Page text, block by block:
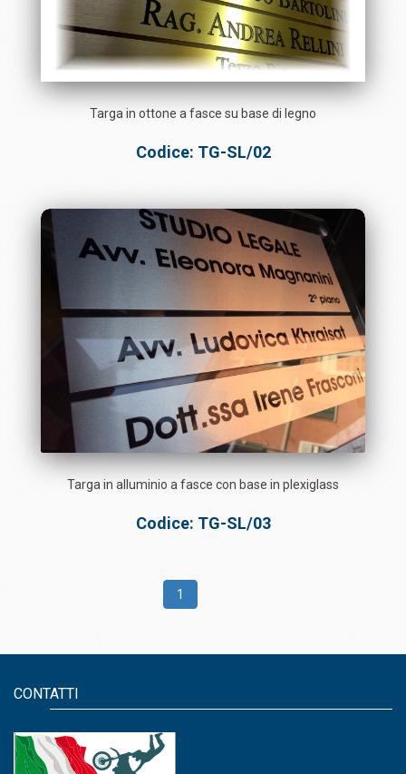
Targa in ottone a fasce su base di legno
Codice: TG-SL/02
Targa in alluminio a fasce con base in plexiglass
Codice: TG-SL/03
1
CONTATTI